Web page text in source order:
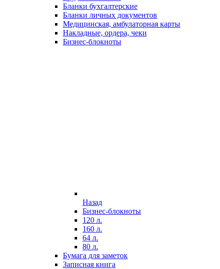
Бланки бухгалтерские
Бланки личных документов
Медицинская, амбулаторная карты
Накладные, ордера, чеки
Бизнес-блокноты
Назад
Бизнес-блокноты
120 л.
160 л.
64 л.
80 л.
Бумага для заметок
Записная книга